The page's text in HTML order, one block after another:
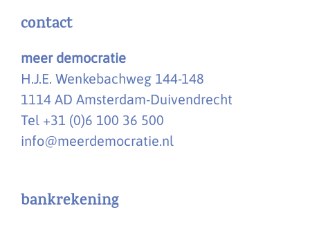
contact
meer democratie
H.J.E. Wenkebachweg 144-148
1114 AD Amsterdam-Duivendrecht
Tel +31 (0)6 100 36 500
info@meerdemocratie.nl
bankrekening